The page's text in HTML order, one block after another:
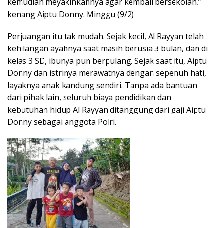
kenang Aiptu Donny. Minggu (9/2)
Perjuangan itu tak mudah. Sejak kecil, Al Rayyan telah
kehilangan ayahnya saat masih berusia 3 bulan, dan di
kelas 3 SD, ibunya pun berpulang. Sejak saat itu, Aiptu
Donny dan istrinya merawatnya dengan sepenuh hati,
layaknya anak kandung sendiri. Tanpa ada bantuan
dari pihak lain, seluruh biaya pendidikan dan
kebutuhan hidup Al Rayyan ditanggung dari gaji Aiptu
Donny sebagai anggota Polri.